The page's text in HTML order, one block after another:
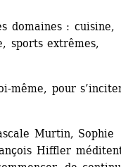
domaines : cuisine,
sports extrêmes,
même, pour
Murtin, Sophie
Hiffler